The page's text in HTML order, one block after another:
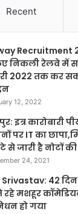
Recent
Recruitment
निकली रेलवे में
2022 तक कर
12, 2022
इत्र कारोबारी
पर IT का
से जारी है नोटों
24, 2021
Srivastav: 42
मशहूर
हो गया